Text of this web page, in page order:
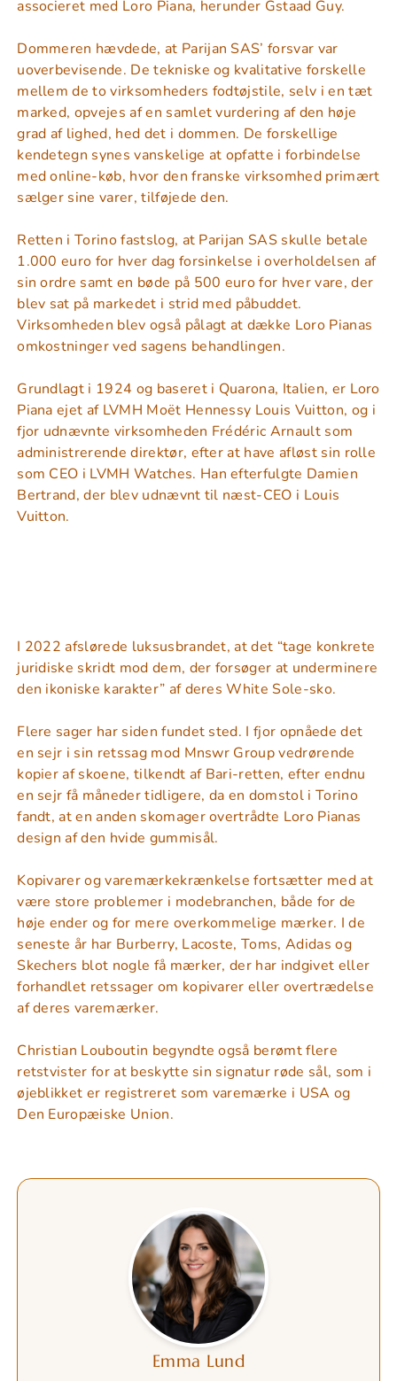
associeret med Loro Piana, herunder Gstaad Guy.
Dommeren hævdede, at Parijan SAS’ forsvar var
uoverbevisende. De tekniske og kvalitative forskelle
mellem de to virksomheders fodtøjstile, selv i en tæt
marked, opvejes af en samlet vurdering af den høje
grad af lighed, hed det i dommen. De forskellige
kendetegn synes vanskelige at opfatte i forbindelse
med online-køb, hvor den franske virksomhed primært
sælger sine varer, tilføjede den.
Retten i Torino fastslog, at Parijan SAS skulle betale
1.000 euro for hver dag forsinkelse i overholdelsen af
sin ordre samt en bøde på 500 euro for hver vare, der
blev sat på markedet i strid med påbuddet.
Virksomheden blev også pålagt at dække Loro Pianas
omkostninger ved sagens behandlingen.
Grundlagt i 1924 og baseret i Quarona, Italien, er Loro
Piana ejet af LVMH Moët Hennessy Louis Vuitton, og i
fjor udnævnte virksomheden Frédéric Arnault som
administrerende direktør, efter at have afløst sin rolle
som CEO i LVMH Watches. Han efterfulgte Damien
Bertrand, der blev udnævnt til næst-CEO i Louis
Vuitton.
I 2022 afslørede luksusbrandet, at det “tage konkrete
juridiske skridt mod dem, der forsøger at underminere
den ikoniske karakter” af deres White Sole-sko.
Flere sager har siden fundet sted. I fjor opnåede det
en sejr i sin retssag mod Mnswr Group vedrørende
kopier af skoene, tilkendt af Bari-retten, efter endnu
en sejr få måneder tidligere, da en domstol i Torino
fandt, at en anden skomager overtrådte Loro Pianas
design af den hvide gummisål.
Kopivarer og varemærkekrænkelse fortsætter med at
være store problemer i modebranchen, både for de
høje ender og for mere overkommelige mærker. I de
seneste år har Burberry, Lacoste, Toms, Adidas og
Skechers blot nogle få mærker, der har indgivet eller
forhandlet retssager om kopivarer eller overtrædelse
af deres varemærker.
Christian Louboutin begyndte også berømt flere
retstvister for at beskytte sin signatur røde sål, som i
øjeblikket er registreret som varemærke i USA og
Den Europæiske Union.
Emma Lund